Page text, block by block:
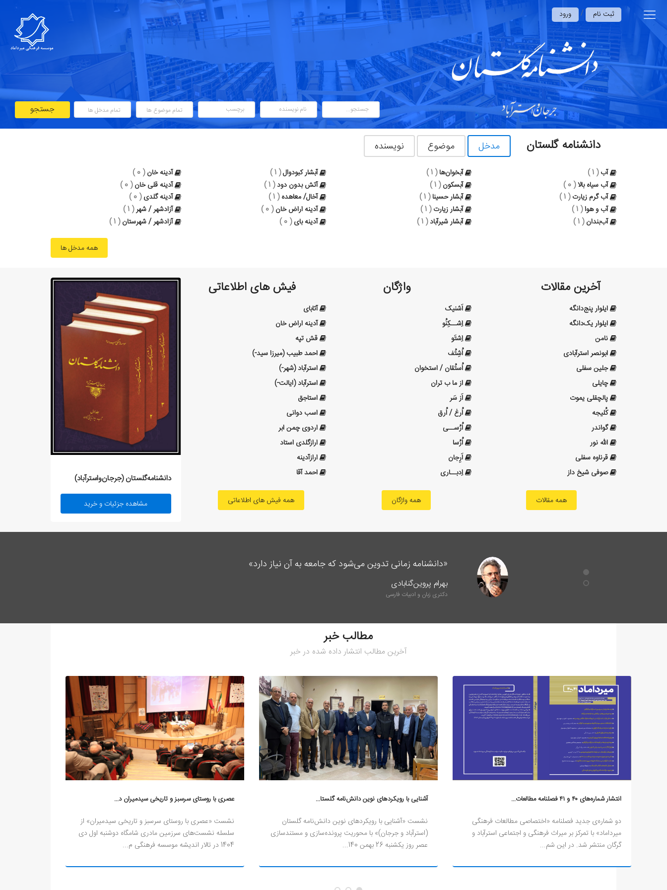
ورود / ثبت نام
جستجو
دانشنامه گلستان مدخل موضوع نویسنده
آب ( 1 )
آب سیاه‌ بالا( 0 )
آب گرم زیارت ( 1 )
آب و هوا( 1 )
آب‌بندان ( 1 )
آبخوان‌ها ( 1 )
آبسكون ( 1 )
آبشار حسینا ( 1 )
آبشار زيارت ( 1 )
آبشار شیرآباد ( 1 )
آبشار کبودوال( 1 )
آتش بدون دود ( 1 )
آخال/ معاهده ( 1 )
آدینه‌ اراض‌ خان ( 0 )
آدینه بای ( 0 )
آدینه‌ خان ( 0 )
آدینه‌ قلی‌ خان ( 0 )
آدینه گلدی ( 0 )
آزادشهر / شهر( 1 )
آزادشهر / شهرستان ( 1 )
همه مدخل ها
آخرین مقالات
ایلوار‌ پنج‌دانگه
ایلوار یک‌دانگه
نامن
ابونصر استرآبادی
جلین سفلی
چایلی
پالچقلی یموت
کُلیجه
گواندر
الله نور
قرناوه سفلی
صوفی شیخ داز
همه مقالات
واژگان
اَشنیک
اِشــکِنُو
اِشتَو
اُشِتُف
اُستُقان / استخوان
از ما ب تران
اَز سَر
اُرغ / اُرق
اُرُســی
اُرُسا
اَرِجان
اِدبــاری
همه واژگان
فیش های اطلاعاتی
آتابای
آدینه اراض خان
قش تپه
احمد ­طبیب (میرزا سید-)
استرآباد (شهر-)
استرآباد (ایالت-)
استاجق
اسب دوانی
اردوی چمن ابر
ارازگلدی استاد
ارازآدینه
احمد آقا
همه فیش های اطلاعاتی
دانشنامه‌گلستان (جرجان‌واسترآباد)
مشاهده جزئیات و خرید
دانشنامه زمانی تدوین می‌شود که جامعه به آن نیاز دارد
بهرام پروین‌گنابادی
دکتری زبان و ادبیات فارسی
مطالب خبر
آخرین مطالب انتشار داده شده در خبر
انتشار شماره‌های ۴۰ و ۴۱ فصلنامه مطالعات...
دو شماره‌ی جدید فصلنامه «اختصاصی مطالعات فرهنگی
میرداماد» با تمرکز بر میراث فرهنگی و اجتماعی استرآباد و
گرگان منتشر شد. در این شم...
آشنایی با رویکردهای نوین دانش‌نامه گلستا...
نشست «آشنایی با رویکردهای نوین دانش‌نامه گلستان
(استرآباد و جرجان)» با محوریت پرونده‌سازی و مستندسازی
عصر روز یکشنبه 26 بهمن 140...
عصری با روستای سرسبز و تاریخی سیدمیران د...
نشست «عصری با روستای سرسبز و تاریخی سیدمیران» از
سلسله نشست‌های سرزمین مادری شامگاه دوشنبه اول دی
1404 در تالار اندیشه موسسه فرهنگی م...